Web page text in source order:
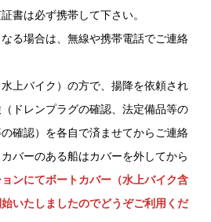
書は必ず携帯して下さい。
る場合は、無線や携帯電話でご連絡
上バイク）の方で、揚降を依頼され
ドレンプラグの確認、法定備品等の
確認）を各自で済ませてからご連絡
バーのある船はカバーを外してから
ョンにてボートカバー（水上バイク含
いたしましたのでどうぞご利用くだ